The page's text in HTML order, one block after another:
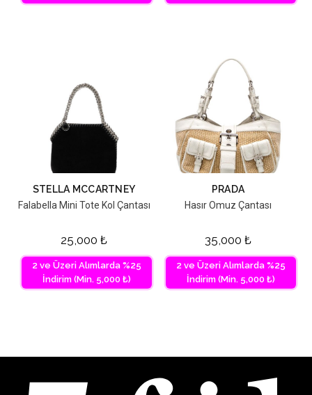
STELLA MCCARTNEY
Falabella Mini Tote Kol Çantası
25,000 ₺
2 ve Üzeri Alımlarda %25
İndirim (Min. 5,000 ₺)
PRADA
Hasır Omuz Çantası
35,000 ₺
2 ve Üzeri Alımlarda %25
İndirim (Min. 5,000 ₺)